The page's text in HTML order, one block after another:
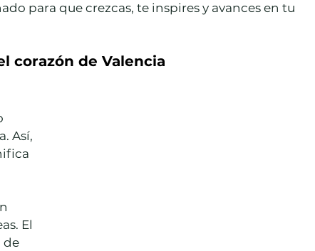
para que crezcas, te inspires y avances en tu
corazón de Valencia
Así,
El
de